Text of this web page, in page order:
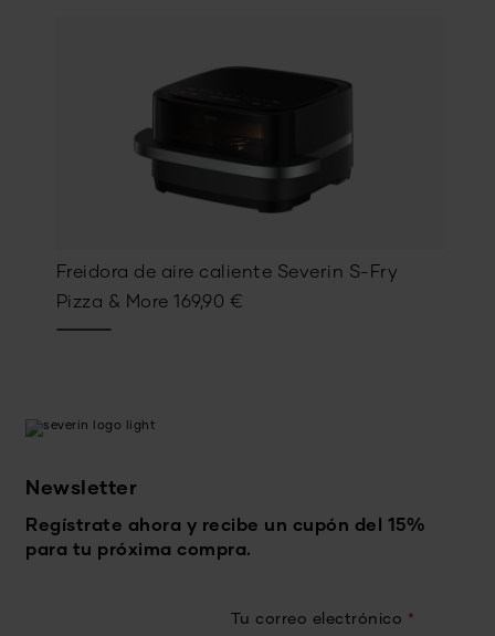
Freidora de aire caliente Severin S-Fry
Pizza & More 169,90 €
Newsletter
Regístrate ahora y recibe un cupón del 15%
para tu próxima compra.
Tu correo electrónico *